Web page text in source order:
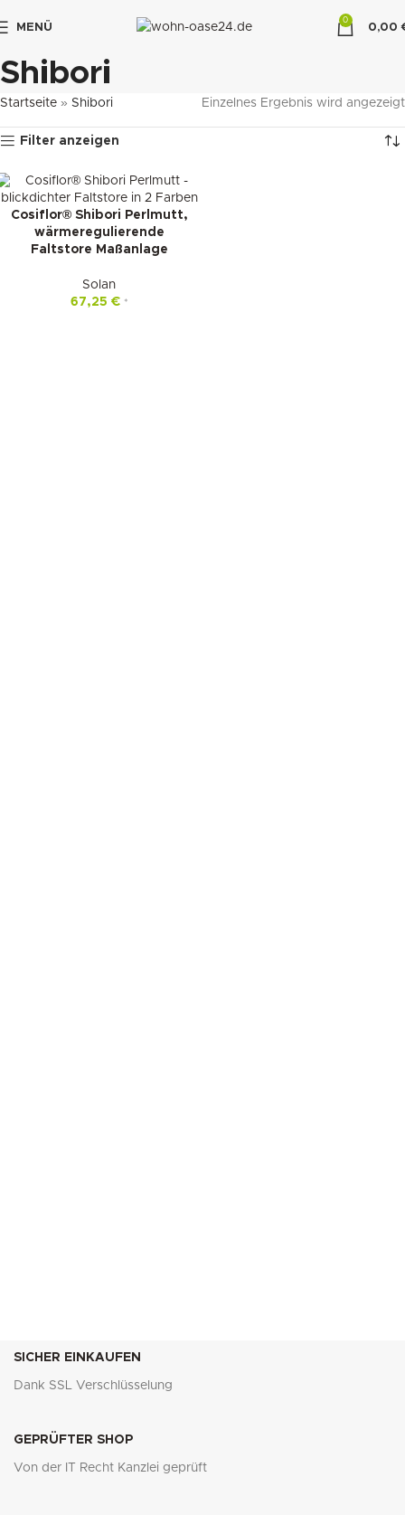
MENÜ
0
0,00
Shibori
Startseite » Shibori Einzelnes Ergebnis wird angezeigt
Filter anzeigen
Cosiflor® Shibori Perlmutt,
wärmeregulierende
Faltstore Maßanlage
Solan
67,25 € *
SICHER EINKAUFEN
Dank SSL Verschlüsselung
GEPRÜFTER SHOP
Von der IT Recht Kanzlei geprüft